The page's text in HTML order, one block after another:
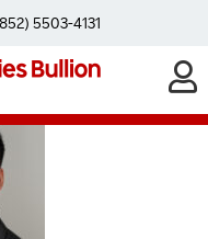
5503-4131
金價格會怎
月24日）